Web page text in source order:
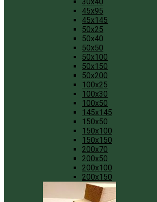
45x95
45x145
50x25
50x40
50x50
50x100
50x150
50x200
100x25
100x30
100x50
145x145
150x50
150x100
150x150
200x70
200x50
200x100
200x150